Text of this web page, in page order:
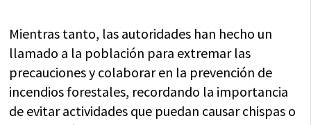
Mientras tanto, las autoridades han hecho un
llamado a la población para extremar las
precauciones y colaborar en la prevención de
incendios forestales, recordando la importancia
de evitar actividades que puedan causar chispas o